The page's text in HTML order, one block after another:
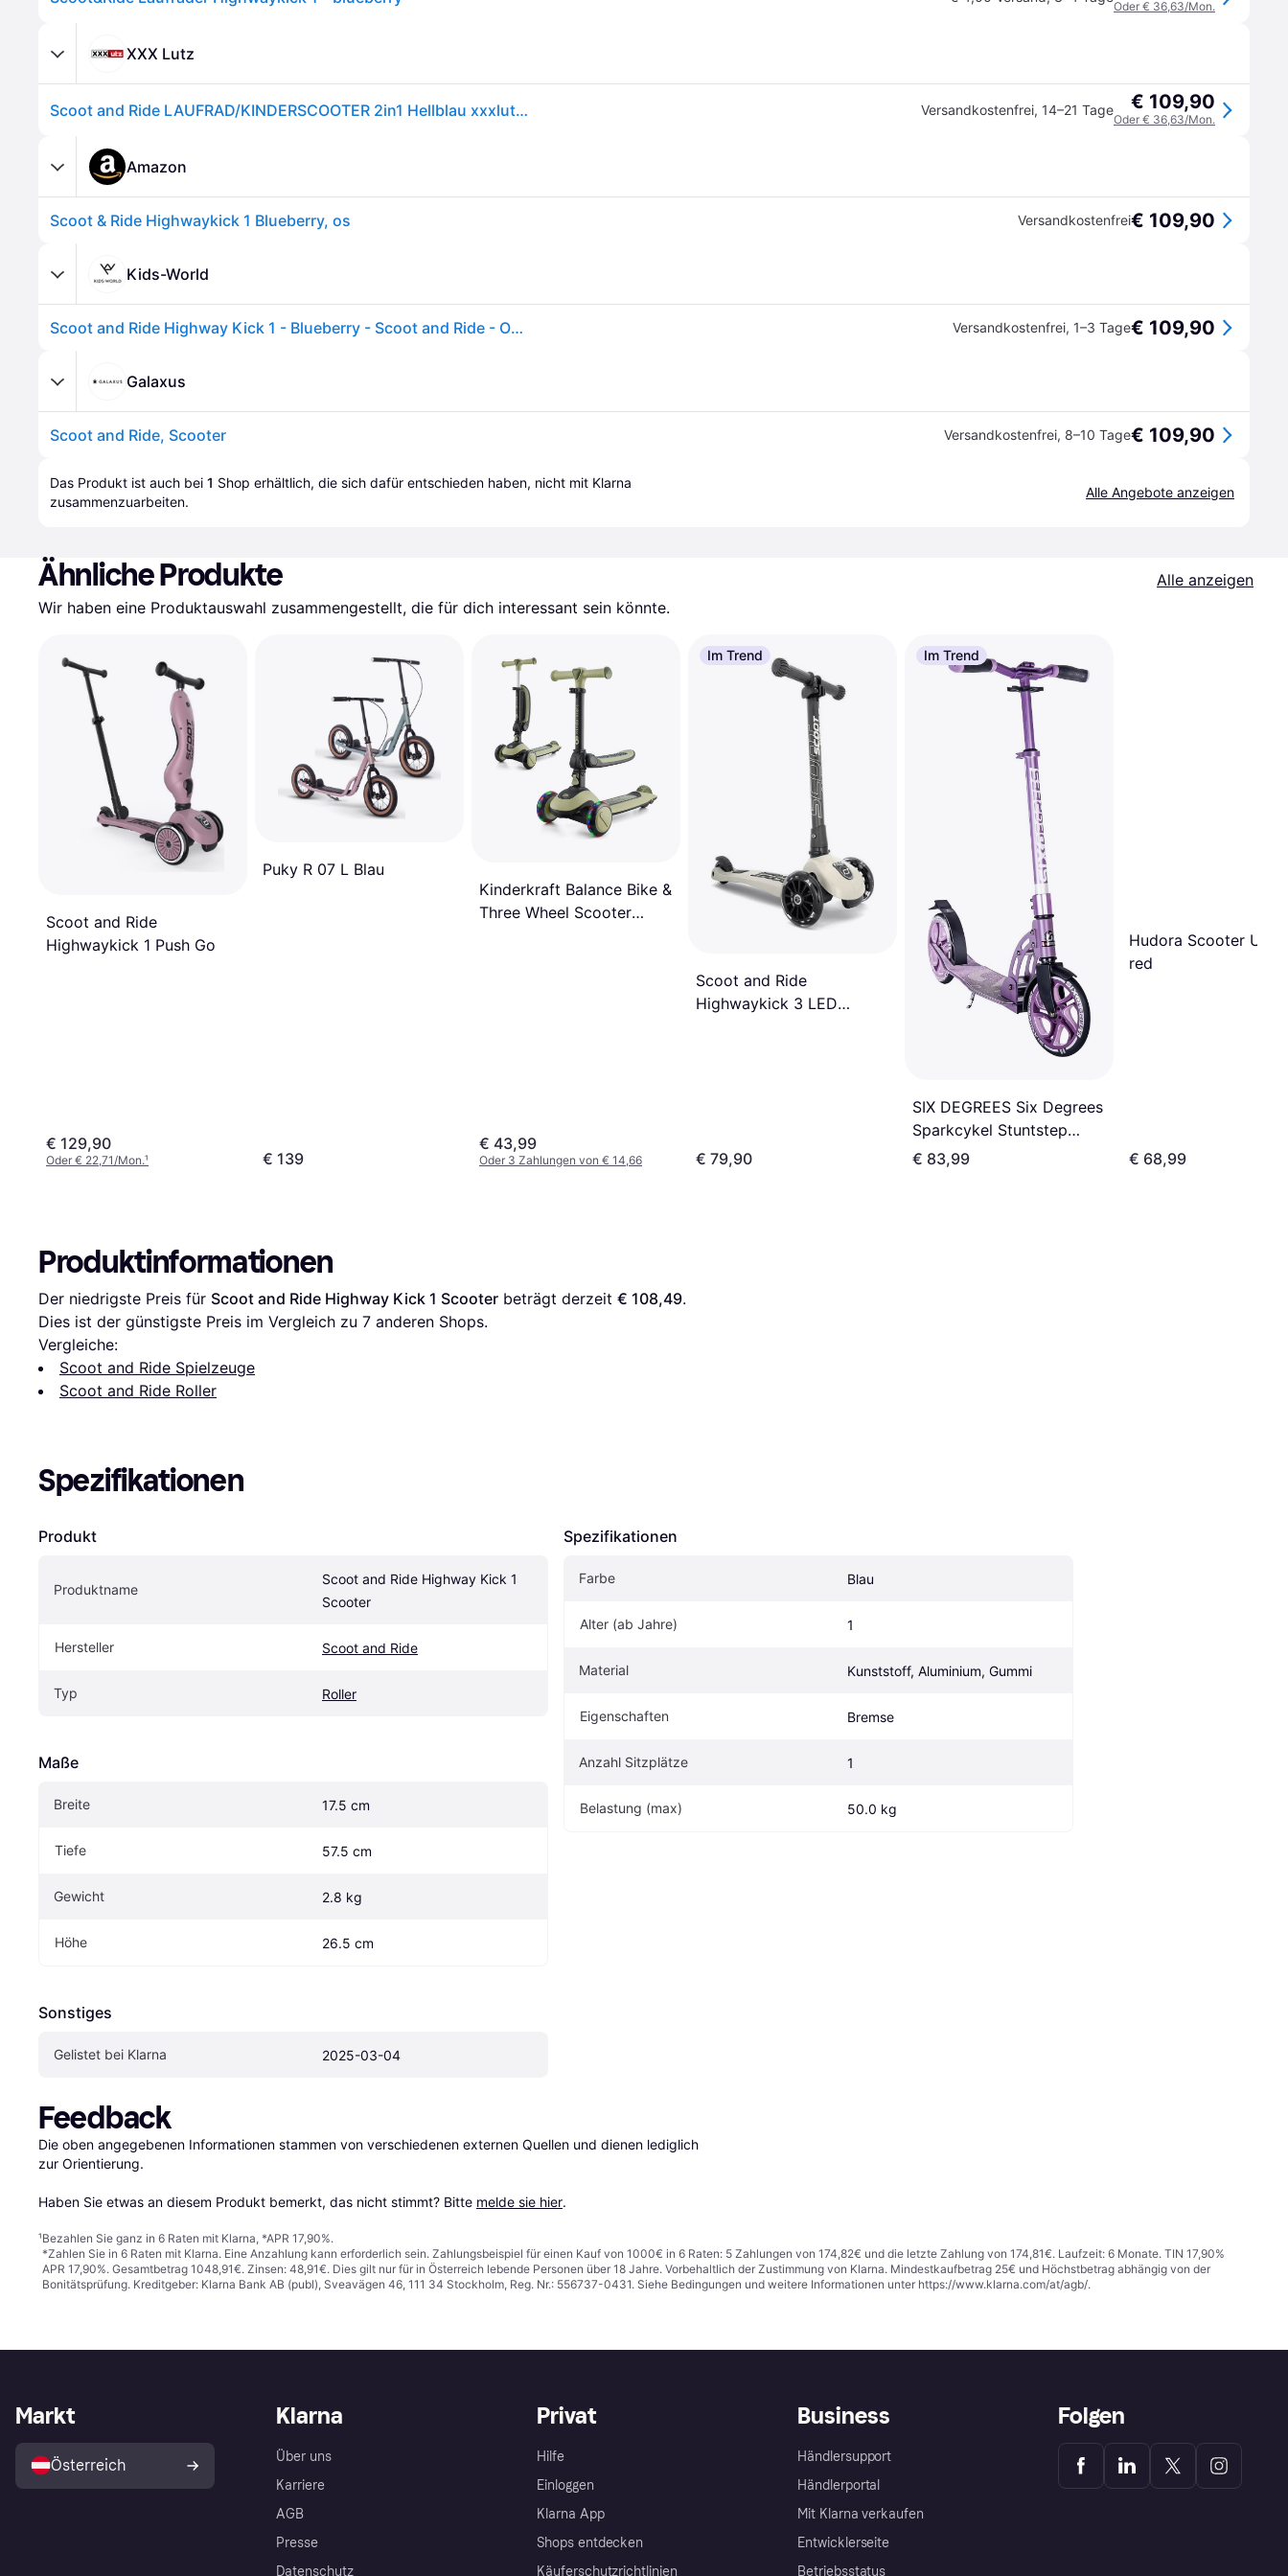
Oder € 36,63/Mon.
XXX Lutz
Scoot and Ride LAUFRAD/KINDERSCOOTER 2in1 Hellblau xxxlutz.at Versandkostenfrei, 14–21 Tage € 109,90
Oder € 36,63/Mon.
Amazon
Scoot & Ride Highwaykick 1 Blueberry, os Versandkostenfrei€ 109,90
Kids-World
Scoot and Ride Highway Kick 1 - Blueberry - Scoot and Ride - One Size - Tretroller Versandkostenfrei, 1–3 Tage€ 109,90
Galaxus
Scoot and Ride, Scooter Versandkostenfrei, 8–10 Tage€ 109,90
Das Produkt ist auch bei 1 Shop erhältlich, die sich dafür entschieden haben, nicht mit Klarna
zusammenzuarbeiten.
Alle Angebote anzeigen
Ähnliche Produkte
Alle anzeigen
Wir haben eine Produktauswahl zusammengestellt, die für dich interessant sein könnte.
Scoot and Ride
Highwaykick 1 Push Go
€ 129,90
Oder € 22,71/Mon.¹
Puky R 07 L Blau
€ 139
Kinderkraft Balance Bike &
Three Wheel Scooter
€ 43,99
Oder 3 Zahlungen von € 14,66
Im Trend
Scoot and Ride
Highwaykick 3 LED
€ 79,90
Im Trend
SIX DEGREES Six Degrees
Sparkcykel Stuntstep
Junior Fotbroms Lilac
€ 83,99
Hudora Scooter Up
red
€ 68,99
Produktinformationen
Der niedrigste Preis für Scoot and Ride Highway Kick 1 Scooter beträgt derzeit € 108,49.
Dies ist der günstigste Preis im Vergleich zu 7 anderen Shops.
Vergleiche:
Scoot and Ride Spielzeuge
Scoot and Ride Roller
Spezifikationen
Produkt
Produktname
Scoot and Ride Highway Kick 1
Scooter
Hersteller Scoot and Ride
Typ Roller
Maße
Breite 17.5 cm
Tiefe 57.5 cm
Gewicht 2.8 kg
Höhe 26.5 cm
Sonstiges
Gelistet bei Klarna 2025-03-04
Spezifikationen
Farbe Blau
Alter (ab Jahre) 1
Material Kunststoff, Aluminium, Gummi
Eigenschaften Bremse
Anzahl Sitzplätze 1
Belastung (max) 50.0 kg
Feedback
Die oben angegebenen Informationen stammen von verschiedenen externen Quellen und dienen lediglich
zur Orientierung.
Haben Sie etwas an diesem Produkt bemerkt, das nicht stimmt? Bitte melde sie hier.
¹Bezahlen Sie ganz in 6 Raten mit Klarna, *APR 17,90%.
*Zahlen Sie in 6 Raten mit Klarna. Eine Anzahlung kann erforderlich sein. Zahlungsbeispiel für einen Kauf von 1000€ in 6 Raten: 5 Zahlungen von 174,82€ und die letzte Zahlung von 174,81€. Laufzeit: 6 Monate. TIN 17,90%
APR 17,90%. Gesamtbetrag 1048,91€. Zinsen: 48,91€. Dies gilt nur für in Österreich lebende Personen über 18 Jahre. Vorbehaltlich der Zustimmung von Klarna. Mindestkaufbetrag 25€ und Höchstbetrag abhängig von der
Bonitätsprüfung. Kreditgeber: Klarna Bank AB (publ), Sveavägen 46, 111 34 Stockholm, Reg. Nr.: 556737-0431. Siehe Bedingungen und weitere Informationen unter https://www.klarna.com/at/agb/.
Klarna
Über uns
Karriere
AGB
Presse
Datenschutz
Privat
Hilfe
Einloggen
Klarna App
Shops entdecken
Käuferschutzrichtlinien
Business
Händlersupport
Händlerportal
Mit Klarna verkaufen
Entwicklerseite
Betriebsstatus
Markt
Österreich
Folgen